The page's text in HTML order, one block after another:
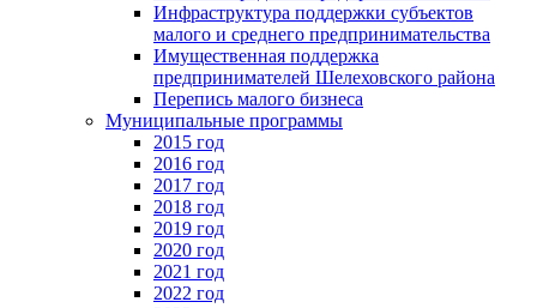
Инфраструктура поддержки субъектов
малого и среднего предпринимательства
Имущественная поддержка
предпринимателей Шелеховского района
Перепись малого бизнеса
Муниципальные программы
2015 год
2016 год
2017 год
2018 год
2019 год
2020 год
2021 год
2022 год